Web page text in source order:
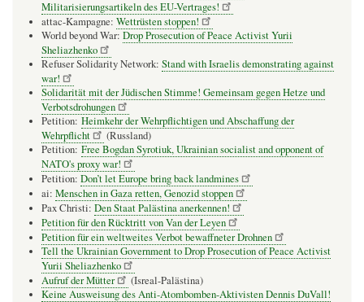
Militarisierungsartikeln des EU-Vertrages!
attac-Kampagne: Wettrüsten stoppen!
World beyond War: Drop Prosecution of Peace Activist Yurii
Sheliazhenko
Refuser Solidarity Network: Stand with Israelis demonstrating against
war!
Solidarität mit der Jüdischen Stimme! Gemeinsam gegen Hetze und
Verbotsdrohungen
Petition: Heimkehr der Wehrpflichtigen und Abschaffung der
Wehrpflicht
(Russland)
Petition: Free Bogdan Syrotiuk, Ukrainian socialist and opponent of
NATO's proxy war!
Petition: Don’t let Europe bring back landmines
ai: Menschen in Gaza retten, Genozid stoppen
Pax Christi: Den Staat Palästina anerkennen!
Petition für den Rücktritt von Van der Leyen
Petition für ein weltweites Verbot bewaffneter Drohnen
Tell the Ukrainian Government to Drop Prosecution of Peace Activist
Yurii Sheliazhenko
Aufruf der Mütter
(Isreal-Palästina)
Keine Ausweisung des Anti-Atombomben-Aktivisten Dennis DuVall!